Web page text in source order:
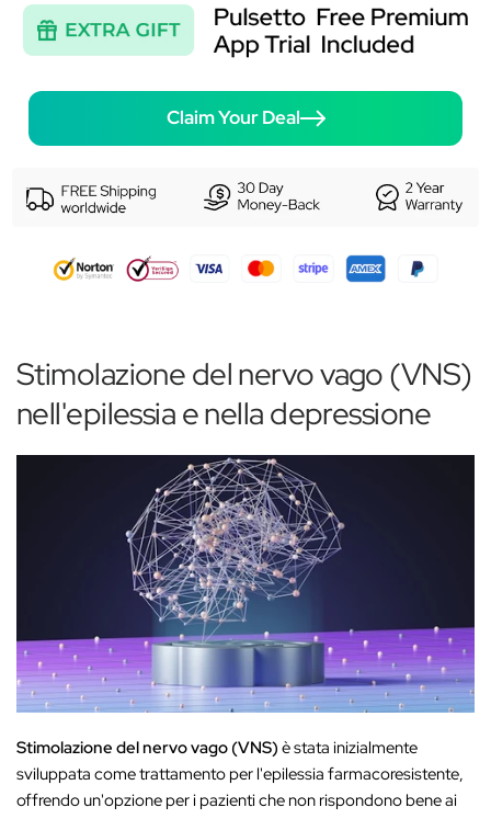
Claim Your Deal
Stimolazione del nervo vago (VNS)
nell'epilessia e nella depressione
Stimolazione del nervo vago (VNS) è stata inizialmente
sviluppata come trattamento per l'epilessia farmacoresistente,
offrendo un'opzione per i pazienti che non rispondono bene ai